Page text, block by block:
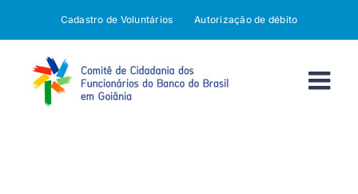
conteúdo
Cadastro de Voluntários Autorização de débito